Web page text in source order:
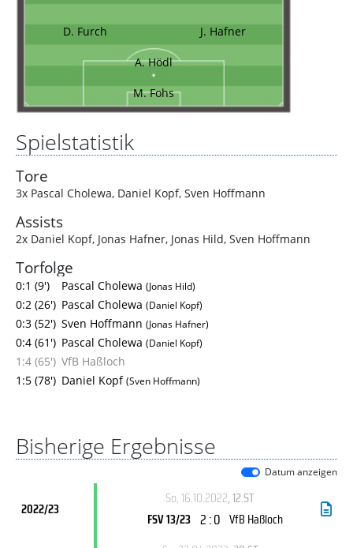
D. Furch J. Hafner
A. Hödl
M. Fohs
Spielstatistik
Tore
3x Pascal Cholewa, Daniel Kopf, Sven Hoffmann
Assists
2x Daniel Kopf, Jonas Hafner, Jonas Hild, Sven Hoffmann
Torfolge
0:1 (9') Pascal Cholewa (Jonas Hild)
0:2 (26') Pascal Cholewa (Daniel Kopf)
0:3 (52') Sven Hoffmann (Jonas Hafner)
0:4 (61') Pascal Cholewa (Daniel Kopf)
1:4 (65') VfB Haßloch
1:5 (78') Daniel Kopf(Sven Hoffmann)
Bisherige Ergebnisse
Datum anzeigen
2022/23
So, 16.10.2022, 12.ST
FSV 13/23 2 : 0 VfB Haßloch